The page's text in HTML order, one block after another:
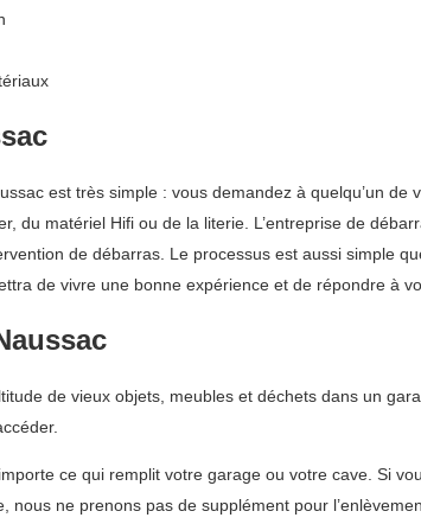
est très simple : vous demandez à quelqu’un
du matériel Hifi ou de la literie. L’entreprise de
de débarras. Le processus est aussi simple
de vivre une bonne expérience et de répondre à
de vieux objets, meubles et déchets dans un
ce qui remplit votre garage ou votre cave. Si
nous ne prenons pas de supplément pour